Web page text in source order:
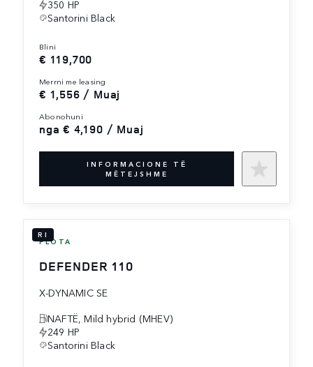
350 HP
Santorini Black
blini
€ 119,700
merrni me leasing
€ 1,556 / Muaj
abonohuni
nga € 4,190 / Muaj
INFORMACIONE TË
MËTEJSHME
RI
FLOTA
DEFENDER 110
X-DYNAMIC SE
NAFTË, Mild hybrid (MHEV)
249 HP
Santorini Black